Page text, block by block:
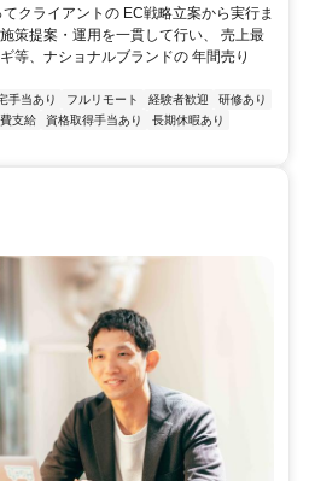
クライアントの EC戦略立案から実行ま
策提案・運用を一貫して行い、 売上最
等、ナショナルブランドの 年間売り
手当あり フルリモート 経験者歓迎
研修あり
支給 資格取得手当あり
長期休暇あり